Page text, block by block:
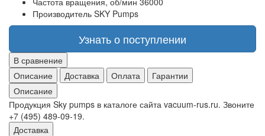
Производитель SKY Pumps
Узнать о поступлении
В сравнение
Описание
Доставка Оплата
Гарантии
Описание
Продукция Sky pumps в каталоге сайта vacuum-rus.ru. Звоните
+7 (495) 489-09-19.
Доставка